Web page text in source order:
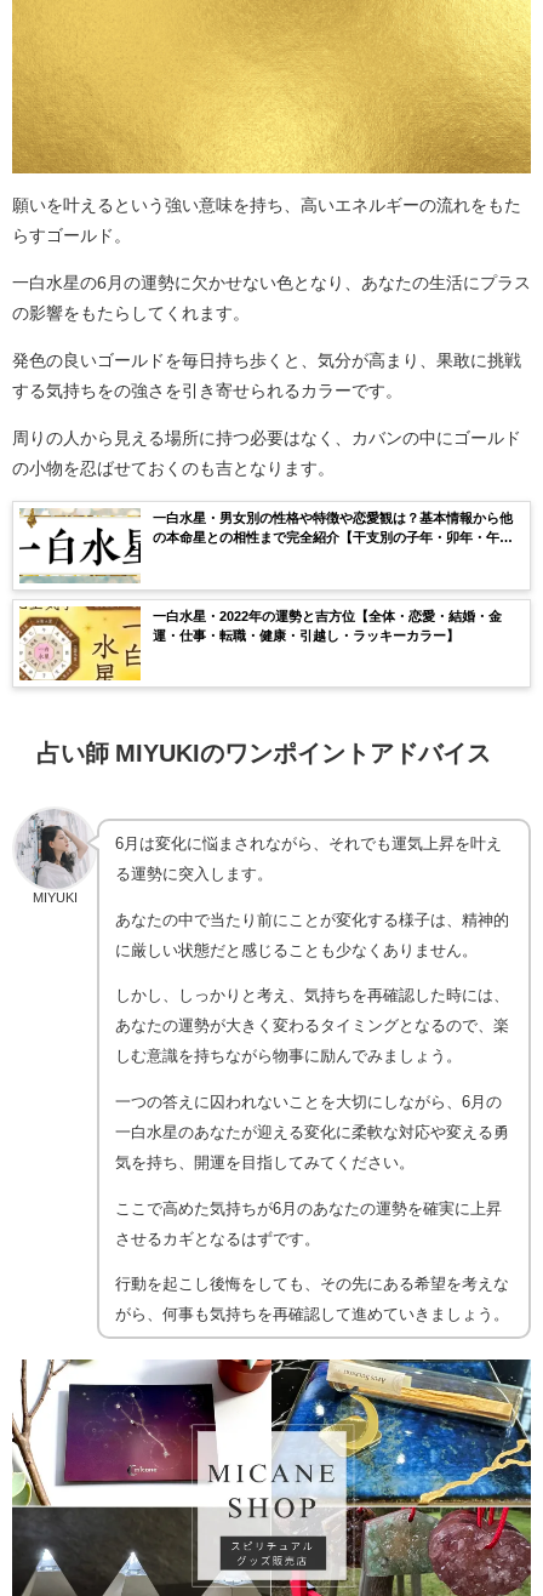
願いを叶えるという強い意味を持ち、高いエネルギーの流れをもた
らすゴールド。
一白水星の6月の運勢に欠かせない色となり、あなたの生活にプラス
の影響をもたらしてくれます。
発色の良いゴールドを毎日持ち歩くと、気分が高まり、果敢に挑戦
する気持ちをの強さを引き寄せられるカラーです。
周りの人から見える場所に持つ必要はなく、カバンの中にゴールド
の小物を忍ばせておくのも吉となります。
一白水星・男女別の性格や特徴や恋愛観は？基本情報から他
の本命星との相性まで完全紹介【干支別の子年・卯年・午
一白水星・2022年の運勢と吉方位【全体・恋愛・結婚・金
運・仕事・転職・健康・引越し・ラッキーカラー】
占い師 MIYUKIのワンポイントアドバイス
MIYUKI
6月は変化に悩まされながら、それでも運気上昇を叶え
る運勢に突入します。
あなたの中で当たり前にことが変化する様子は、精神的
に厳しい状態だと感じることも少なくありません。
しかし、しっかりと考え、気持ちを再確認した時には、
あなたの運勢が大きく変わるタイミングとなるので、楽
しむ意識を持ちながら物事に励んでみましょう。
一つの答えに囚われないことを大切にしながら、6月の
一白水星のあなたが迎える変化に柔軟な対応や変える勇
気を持ち、開運を目指してみてください。
ここで高めた気持ちが6月のあなたの運勢を確実に上昇
させるカギとなるはずです。
行動を起こし後悔をしても、その先にある希望を考えな
がら、何事も気持ちを再確認して進めていきましょう。